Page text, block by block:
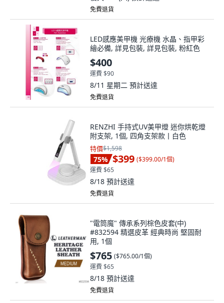
免費退貨
LED感應美甲機 光療機 水晶、指甲彩
繪必備, 詳見包裝, 詳見包裝, 粉紅色
$400
運費 $90
8/11 星期二 預計送達
免費退貨
RENZHI 手持式UV美甲燈 迷你烘乾燈
附支架, 1個, 四角支架款丨白色
特價$1,598
75% $399 ($399.00/1個)
運費 $65
8/18 預計送達
免費退貨
"電筒魔" 傳承系列棕色皮套(中)
#832594 精選皮革 經典時尚 堅固耐
用, 1個
$765 ($765.00/1個)
運費 $65
8/18 預計送達
免費退貨